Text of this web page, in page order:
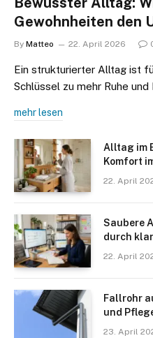
Gewohnheiten den
By Matteo 22. April 2026
Ein strukturierter Alltag ist
Schlüssel zu mehr Ruhe
mehr lesen
Alltag im
Komfort
22. April
Saubere
durch
22. April
Fallrohr
und
23. April